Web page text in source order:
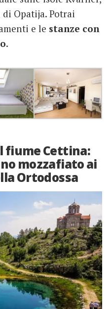
Opatija. Potrai
e le stanze con
.
fiume Cettina:
mozzafiato ai
Ortodossa